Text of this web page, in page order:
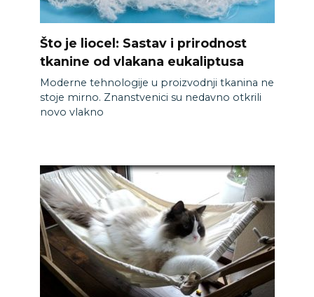
Što je liocel: Sastav i prirodnost
tkanine od vlakana eukaliptusa
Moderne tehnologije u proizvodnji tkanina ne
stoje mirno. Znanstvenici su nedavno otkrili
novo vlakno